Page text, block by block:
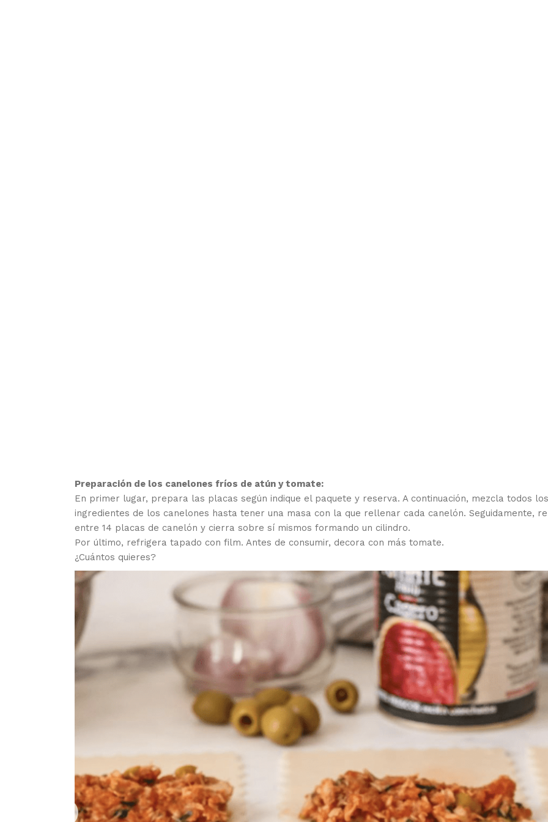
Preparación de los canelones fríos de atún y tomate:
En primer lugar, prepara las placas según indique el paquete y reserva. A continuación, mezcla todos los
ingredientes de los canelones hasta tener una masa con la que rellenar cada canelón. Seguidamente,
entre 14 placas de canelón y cierra sobre sí mismos formando un cilindro.
Por último, refrigera tapado con film. Antes de consumir, decora con más tomate.
¿Cuántos quieres?